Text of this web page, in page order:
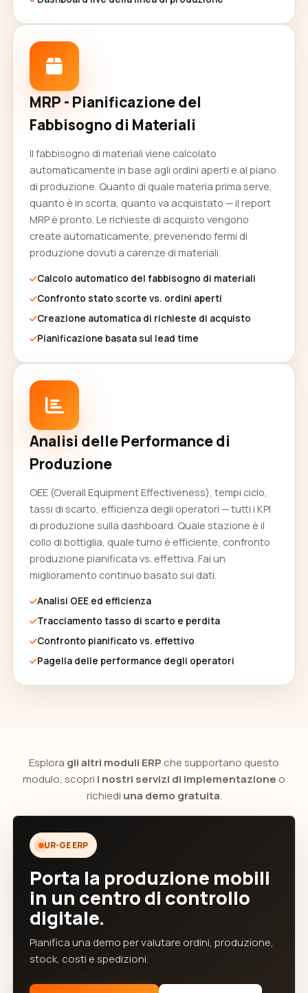
MRP - Pianificazione del
Fabbisogno di Materiali
Il fabbisogno di materiali viene calcolato
automaticamente in base agli ordini aperti e al piano
di produzione. Quanto di quale materia prima serve,
quanto è in scorta, quanto va acquistato — il report
MRP è pronto. Le richieste di acquisto vengono
create automaticamente, prevenendo fermi di
produzione dovuti a carenze di materiali.
Calcolo automatico del fabbisogno di materiali
Confronto stato scorte vs. ordini aperti
Creazione automatica di richieste di acquisto
Pianificazione basata sul lead time
Analisi delle Performance di
Produzione
OEE (Overall Equipment Effectiveness), tempi ciclo,
tassi di scarto, efficienza degli operatori — tutti i KPI
di produzione sulla dashboard. Quale stazione è il
collo di bottiglia, quale turno è efficiente, confronto
produzione pianificata vs. effettiva. Fai un
miglioramento continuo basato sui dati.
Analisi OEE ed efficienza
Tracciamento tasso di scarto e perdita
Confronto pianificato vs. effettivo
Pagella delle performance degli operatori
Esplora gli altri moduli ERP che supportano questo
modulo, scopri i nostri servizi di implementazione o
richiedi una demo gratuita.
UR-GE ERP
Porta la produzione mobili
in un centro di controllo
digitale.
Pianifica una demo per valutare ordini, produzione,
stock, costi e spedizioni.